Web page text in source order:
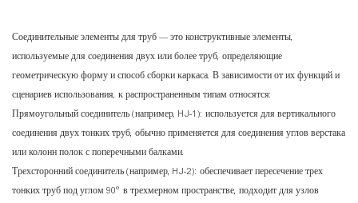
Соединительные элементы для труб — это конструктивные элементы,
используемые для соединения двух или более труб, определяющие
геометрическую форму и способ сборки каркаса. В зависимости от их функций и
сценариев использования, к распространенным типам относятся:
Прямоугольный соединитель (например, HJ-1): используется для вертикального
соединения двух тонких труб, обычно применяется для соединения углов верстака
или колонн полок с поперечными балками.
Трехсторонний соединитель (например, HJ-2): обеспечивает пересечение трех
тонких труб под углом 90° в трехмерном пространстве, подходит для узлов